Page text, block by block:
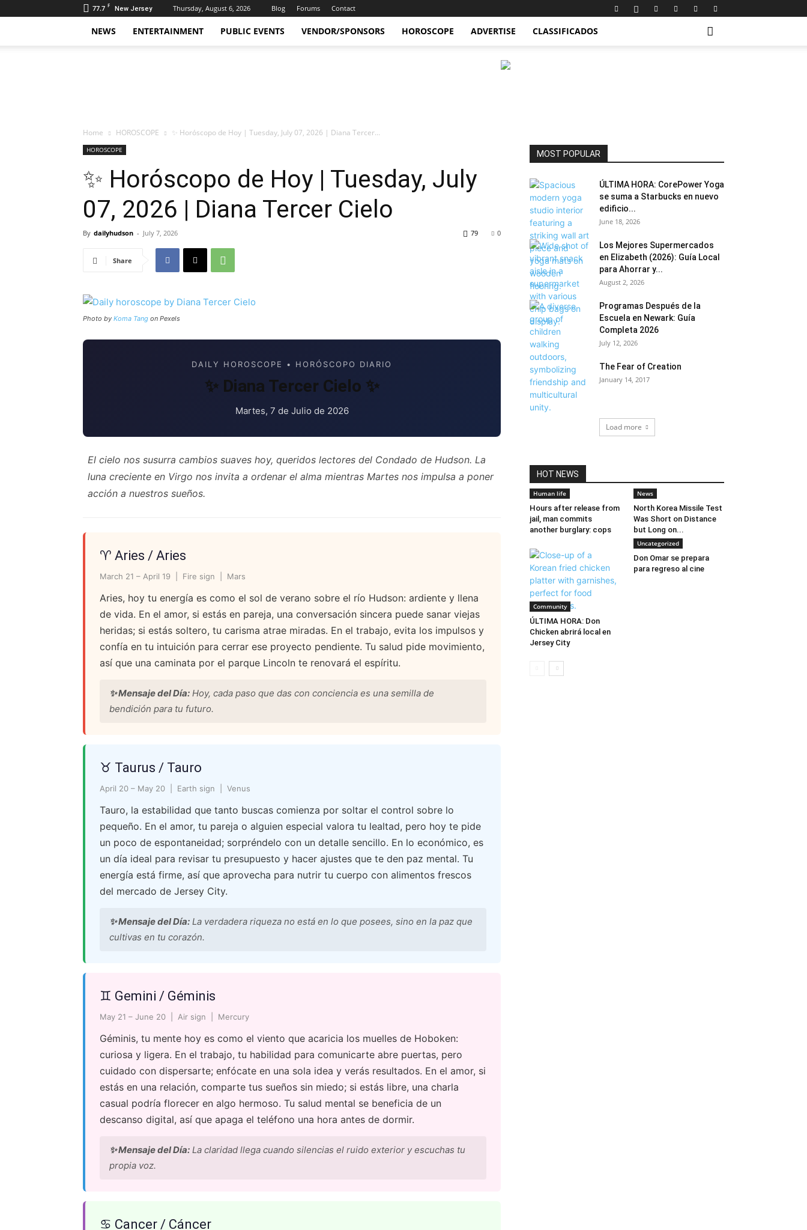
77.7 F New Jersey Thursday, August 6, 2026 Blog Forums Contact
NEWS ENTERTAINMENT PUBLIC EVENTS VENDOR/SPONSORS HOROSCOPE ADVERTISE CLASSIFICADOS
Home HOROSCOPE ✨ Horóscopo de Hoy | Tuesday, July 07, 2026 | Diana Tercer...
HOROSCOPE
✨ Horóscopo de Hoy | Tuesday, July
07, 2026 | Diana Tercer Cielo
By dailyhudson - July 7, 2026 0
79
Share
Photo by Koma Tang on Pexels
DAILY HOROSCOPE • HORÓSCOPO DIARIO
✨ Diana Tercer Cielo ✨
Martes, 7 de Julio de 2026
El cielo nos susurra cambios suaves hoy, queridos lectores del Condado de Hudson. La
luna creciente en Virgo nos invita a ordenar el alma mientras Martes nos impulsa a poner
acción a nuestros sueños.
♈ Aries / Aries
March 21 – April 19 | Fire sign | Mars
Aries, hoy tu energía es como el sol de verano sobre el río Hudson: ardiente y llena
de vida. En el amor, si estás en pareja, una conversación sincera puede sanar viejas
heridas; si estás soltero, tu carisma atrae miradas. En el trabajo, evita los impulsos y
confía en tu intuición para cerrar ese proyecto pendiente. Tu salud pide movimiento,
así que una caminata por el parque Lincoln te renovará el espíritu.
✨ Mensaje del Día: Hoy, cada paso que das con conciencia es una semilla de
bendición para tu futuro.
♉ Taurus / Tauro
April 20 – May 20 | Earth sign | Venus
Tauro, la estabilidad que tanto buscas comienza por soltar el control sobre lo
pequeño. En el amor, tu pareja o alguien especial valora tu lealtad, pero hoy te pide
un poco de espontaneidad; sorpréndelo con un detalle sencillo. En lo económico, es
un día ideal para revisar tu presupuesto y hacer ajustes que te den paz mental. Tu
energía está firme, así que aprovecha para nutrir tu cuerpo con alimentos frescos
del mercado de Jersey City.
✨ Mensaje del Día: La verdadera riqueza no está en lo que posees, sino en la paz que
cultivas en tu corazón.
♊ Gemini / Géminis
May 21 – June 20 | Air sign | Mercury
Géminis, tu mente hoy es como el viento que acaricia los muelles de Hoboken:
curiosa y ligera. En el trabajo, tu habilidad para comunicarte abre puertas, pero
cuidado con dispersarte; enfócate en una sola idea y verás resultados. En el amor, si
estás en una relación, comparte tus sueños sin miedo; si estás libre, una charla
casual podría florecer en algo hermoso. Tu salud mental se beneficia de un
descanso digital, así que apaga el teléfono una hora antes de dormir.
✨ Mensaje del Día: La claridad llega cuando silencias el ruido exterior y escuchas tu
propia voz.
♋ Cancer / Cáncer
MOST POPULAR
ÚLTIMA HORA: CorePower Yoga
se suma a Starbucks en nuevo
edificio...
June 18, 2026
Los Mejores Supermercados
en Elizabeth (2026): Guía Local
para Ahorrar y...
August 2, 2026
Programas Después de la
Escuela en Newark: Guía
Completa 2026
July 12, 2026
The Fear of Creation
January 14, 2017
Load more
HOT NEWS
Human life
Hours after release from
jail, man commits
another burglary: cops
News
North Korea Missile Test
Was Short on Distance
but Long on...
Community
ÚLTIMA HORA: Don
Chicken abrirá local en
Jersey City
Uncategorized
Don Omar se prepara
para regreso al cine